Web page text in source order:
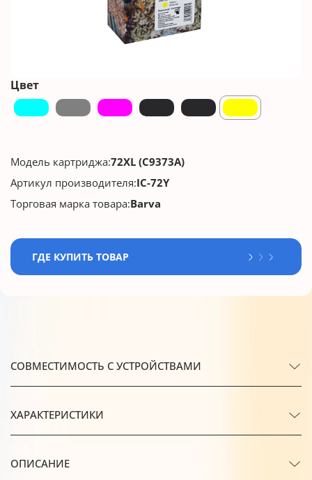
Цвет
Модель картриджа:72XL (C9373A)
Артикул производителя:IC-72Y
Торговая марка товара:Barva
ГДЕ КУПИТЬ ТОВАР
СОВМЕСТИМОСТЬ С УСТРОЙСТВАМИ
ХАРАКТЕРИСТИКИ
ОПИСАНИЕ